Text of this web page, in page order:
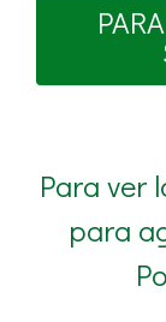
Para ver
para